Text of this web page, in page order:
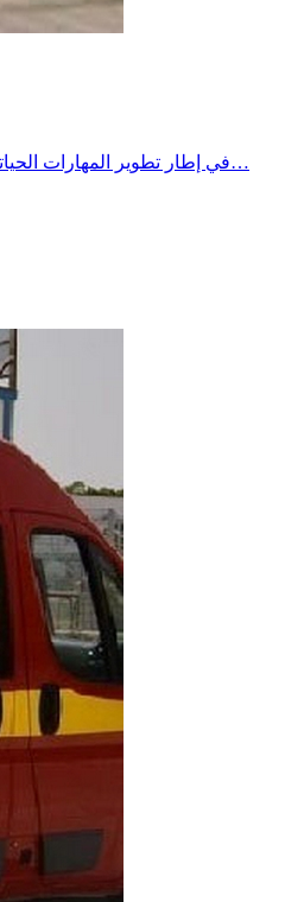
​في إطار تطوير المهارات الحياتية والمهنية للشباب، وتوفير فرص تكوين وتدريب نوعية تتماشى مع متطلبات سوق الشغل الشاملة والمتجددة .​وتحت إشراف معتمدية الحنشة، وبشراكة استراتيجية بين مركز…